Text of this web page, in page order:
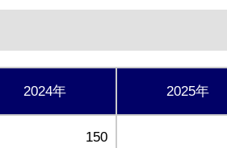
2024年 2025年
150